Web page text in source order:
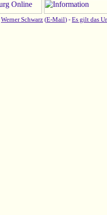
Werner Schwarz (E-Mail) - Es gilt das